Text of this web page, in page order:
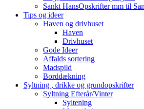
Sankt HansOpskrifter mm til
Tips og ideer
Haven og drivhuset
Haven
Drivhuset
Gode Ideer
Affalds sortering
Madspild
Borddækning
Syltning , drikke og grundopskrifter
Syltning Efterår/Vinter
Syltening